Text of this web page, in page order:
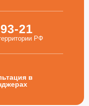
21
РФ
в